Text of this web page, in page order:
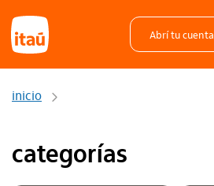
Abrí tu cuenta
inicio
categorías